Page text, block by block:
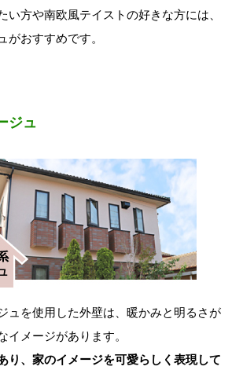
方や南欧風テイストの好きな方には、
がおすすめです。
ジュ
ュを使用した外壁は、暖かみと明るさが
イメージがあります。
り、家のイメージを可愛らしく表現して